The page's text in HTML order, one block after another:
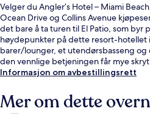
Velger du Angler’s Hotel – Miami
Ocean Drive og Collins Avenue
det bare å ta turen til El Patio, som byr
høydepunkter på dette resort-hotellet
barer/lounger, et utendørsbasseng og
den vennlige betjeningen får mye
Informasjon om avbestillingsrett
Mer om dette